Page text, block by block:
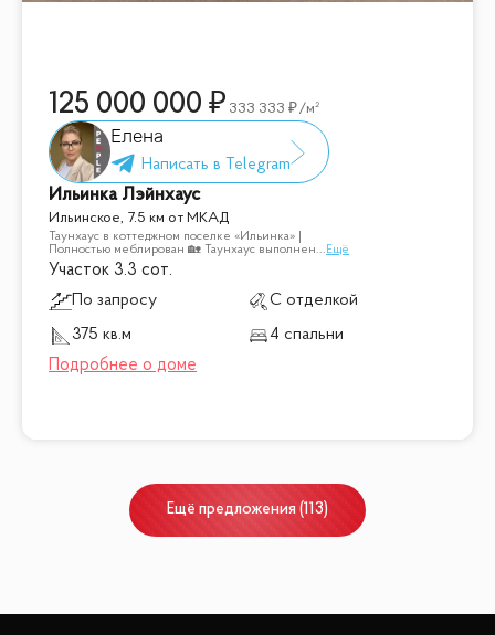
125 000 000 333 333 /м²
Елена
Ильинка Лэйнхаус
Ильинское, 7.5 км от МКАД
Таунхаус в коттеджном поселке «Ильинка» |
Полностью меблирован 🏡 Таунхаус выполнен... Ещё
Участок 3.3 сот.
По запросу
С отделкой
375 кв.м
4 спальни
Ещё предложения (113)